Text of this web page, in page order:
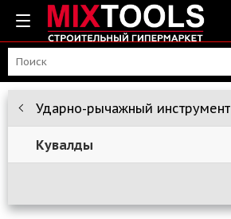
Ударно-рычажный инструмент
Кувалды